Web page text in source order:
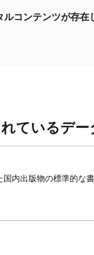
コンテンツが存在
ているデー
内出版物の標準的な